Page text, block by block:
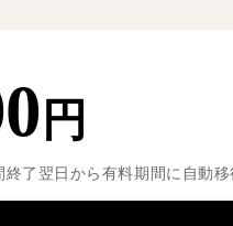
円
了翌日から有料期間に自動移